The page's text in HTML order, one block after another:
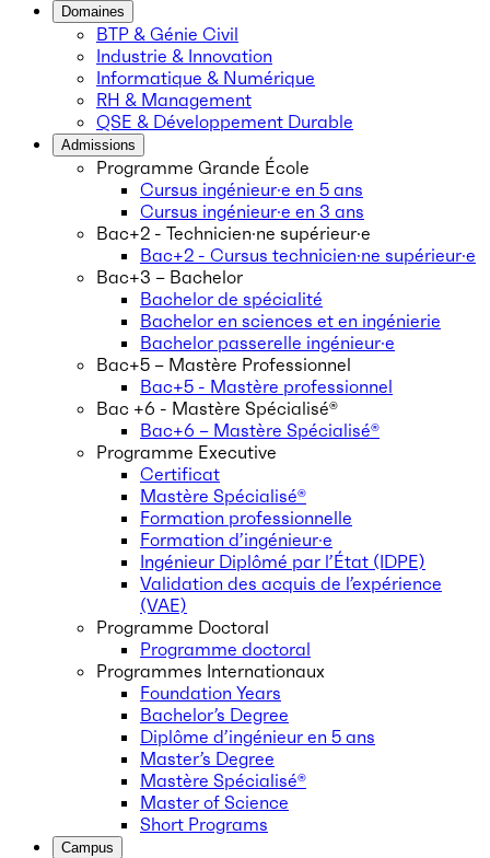
Domaines
BTP & Génie Civil
Industrie & Innovation
Informatique & Numérique
RH & Management
QSE & Développement Durable
Admissions
Programme Grande École
Cursus ingénieur·e en 5 ans
Cursus ingénieur·e en 3 ans
Bac+2 - Technicien·ne supérieur·e
Bac+2 - Cursus technicien·ne supérieur·e
Bac+3 – Bachelor
Bachelor de spécialité
Bachelor en sciences et en ingénierie
Bachelor passerelle ingénieur·e
Bac+5 – Mastère Professionnel
Bac+5 - Mastère professionnel
Bac +6 - Mastère Spécialisé®
Bac+6 – Mastère Spécialisé®
Programme Executive
Certificat
Mastère Spécialisé®
Formation professionnelle
Formation d’ingénieur·e
Ingénieur Diplômé par l’État (IDPE)
Validation des acquis de l’expérience
(VAE)
Programme Doctoral
Programme doctoral
Programmes Internationaux
Foundation Years
Bachelor’s Degree
Diplôme d’ingénieur en 5 ans
Master’s Degree
Mastère Spécialisé®
Master of Science
Short Programs
Campus